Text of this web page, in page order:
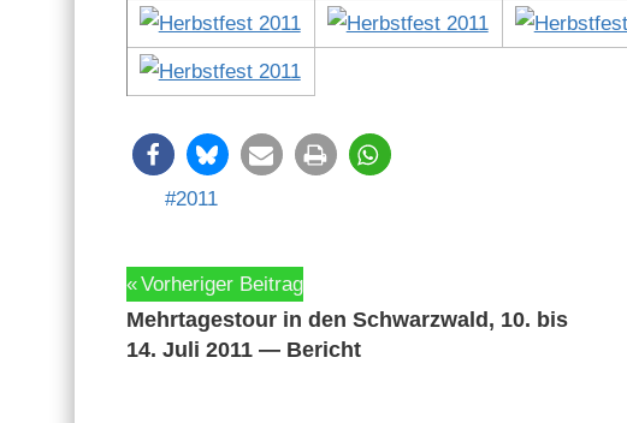
2011
Beitragsnavigation
Vorheriger Beitrag
Mehrtagestour in den Schwarzwald, 10. bis
14. Juli 2011 — Bericht